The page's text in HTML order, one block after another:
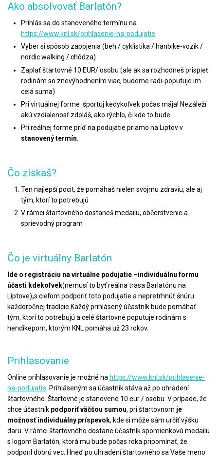
Ako absolvovať Barlatón?
Prihlás sa do stanoveného termínu na
https://www.knl.sk/prihlasenie-na-podujatie
Vyber si spôsob zapojenia (beh / cyklistika / hanbike-vozík /
nordic walking / chôdza)
Zaplať štartovné 10 EUR/ osobu (ale ak sa rozhodneš prispieť
rodinám so znevýhodnením viac, budeme radi-poputuje im
celá suma)
Pri virtuálnej forme športuj kedykoľvek počas mája! Nezáleží
akú vzdialenosť zdoláš, ako rýchlo, či kde to bude.
Pri reálnej forme príď na podujatie priamo na Liptov v
stanovený termín.
Čo získaš?
Ten najlepší pocit, že pomáhaš nielen svojmu zdraviu, ale aj
tým, ktorí to potrebujú
V rámci štartovného dostaneš medailu, občerstvenie a
sprievodný program
Čo je virtuálny Barlatón
Ide o registráciu na virtuálne podujatie –individuálnu formu
účasti kdekoľvek(nemusí to byť reálna trasa Barlatónu na
Liptove),s cieľom podporiť toto podujatie a nepretrhnúť šnúru
každoročnej tradície.Každý prihlásený účastník bude pomáhať
tým, ktorí to potrebujú a celé štartovné poputuje rodinám s
hendikepom, ktorým KNL pomáha už 23 rokov.
Prihlasovanie
Online prihlasovanie je možné na https://www.knl.sk/prihlasenie-
na-podujatie. Prihláseným sa účastník stáva až po uhradení
štartovného. Štartovné je stanovené 10 eur / osobu. V prípade, že
chce účastník podporiť väčšou sumou, pri štartovnom je
možnosť individuálny príspevok, kde si môže sám určiť výšku
daru. V rámci štartovného dostane účastník spomienkovú medailu
s logom Barlatón, ktorá mu bude počas roka pripomínať, že
podporil dobrú vec. Hneď po uhradení štartovného sa Vaše meno